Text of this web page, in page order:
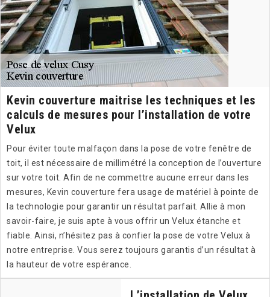
Kevin couverture maitrise les techniques et les
calculs de mesures pour l’installation de votre
Velux
Pour éviter toute malfaçon dans la pose de votre fenêtre de
toit, il est nécessaire de millimétré la conception de l’ouverture
sur votre toit. Afin de ne commettre aucune erreur dans les
mesures, Kevin couverture fera usage de matériel à pointe de
la technologie pour garantir un résultat parfait. Allie à mon
savoir-faire, je suis apte à vous offrir un Velux étanche et
fiable. Ainsi, n’hésitez pas à confier la pose de votre Velux à
notre entreprise. Vous serez toujours garantis d’un résultat à
la hauteur de votre espérance.